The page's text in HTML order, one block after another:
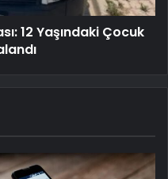
12 Yaşındaki Çocuk